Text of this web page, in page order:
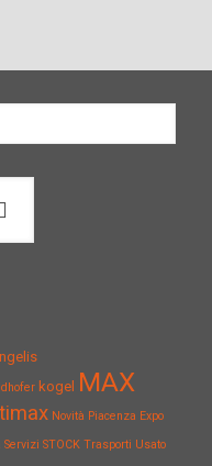
kogel MAX
Novità Piacenza Expo
Servizi STOCK Trasporti Usato